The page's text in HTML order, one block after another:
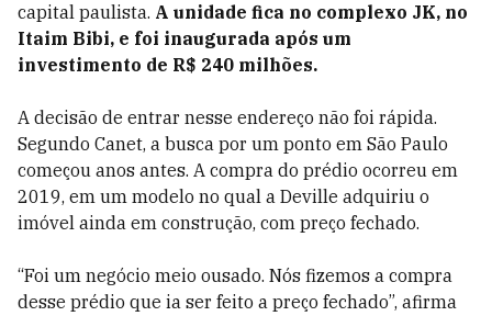
capital paulista. A unidade fica no complexo JK, no
Itaim Bibi, e foi inaugurada após um
investimento de R$ 240 milhões.
A decisão de entrar nesse endereço não foi rápida.
Segundo Canet, a busca por um ponto em São Paulo
começou anos antes. A compra do prédio ocorreu em
2019, em um modelo no qual a Deville adquiriu o
imóvel ainda em construção, com preço fechado.
“Foi um negócio meio ousado. Nós fizemos a compra
desse prédio que ia ser feito a preço fechado”, afirma